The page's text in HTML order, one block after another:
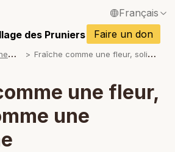
Français
English / Anglais
Español / Espagnol
Deutsch / Allemand
des Pruniers
Faire un don
E
nseignements Courts F
raîche comme une fleur, solide comme une montagne
une fleur,
une